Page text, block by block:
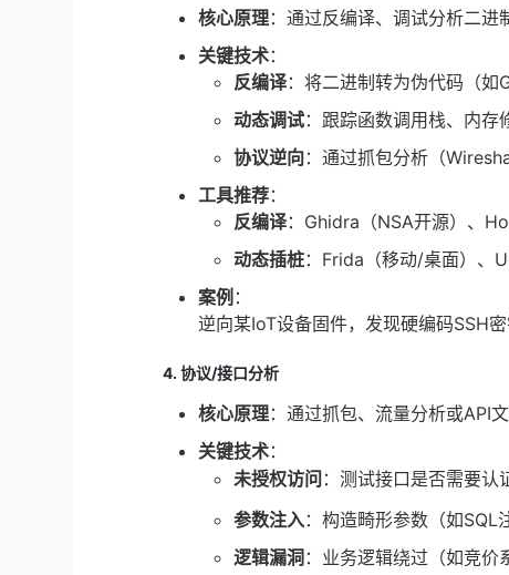
核心原理：通过反编译、调试分析二进
关键技术：
反编译：将二进制转为伪代码（如
动态调试：跟踪函数调用栈、内存
协议逆向：通过抓包分析（
工具推荐：
反编译：Ghidra（NSA开源）、
动态插桩：Frida（移动/桌面）、
案例 ：
逆向某IoT设备固件，发现硬编码SSH
4. 协议/接口分析
核心原理：通过抓包、流量分析或API
关键技术：
未授权访问 ：测试接口是否需要认
参数注入：构造畸形参数（如SQL
逻辑漏洞 ：业务逻辑绕过（如竞价